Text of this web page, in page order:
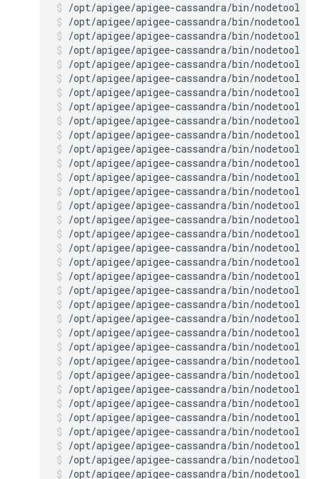
/opt/apigee/apigee-cassandra/bin/nodetool
/opt/apigee/apigee-cassandra/bin/nodetool
/opt/apigee/apigee-cassandra/bin/nodetool
/opt/apigee/apigee-cassandra/bin/nodetool
/opt/apigee/apigee-cassandra/bin/nodetool
/opt/apigee/apigee-cassandra/bin/nodetool
/opt/apigee/apigee-cassandra/bin/nodetool
/opt/apigee/apigee-cassandra/bin/nodetool
/opt/apigee/apigee-cassandra/bin/nodetool
/opt/apigee/apigee-cassandra/bin/nodetool
/opt/apigee/apigee-cassandra/bin/nodetool
/opt/apigee/apigee-cassandra/bin/nodetool
/opt/apigee/apigee-cassandra/bin/nodetool
/opt/apigee/apigee-cassandra/bin/nodetool
/opt/apigee/apigee-cassandra/bin/nodetool
/opt/apigee/apigee-cassandra/bin/nodetool
/opt/apigee/apigee-cassandra/bin/nodetool
/opt/apigee/apigee-cassandra/bin/nodetool
/opt/apigee/apigee-cassandra/bin/nodetool
/opt/apigee/apigee-cassandra/bin/nodetool
/opt/apigee/apigee-cassandra/bin/nodetool
/opt/apigee/apigee-cassandra/bin/nodetool
/opt/apigee/apigee-cassandra/bin/nodetool
/opt/apigee/apigee-cassandra/bin/nodetool
/opt/apigee/apigee-cassandra/bin/nodetool
/opt/apigee/apigee-cassandra/bin/nodetool
/opt/apigee/apigee-cassandra/bin/nodetool
/opt/apigee/apigee-cassandra/bin/nodetool
/opt/apigee/apigee-cassandra/bin/nodetool
/opt/apigee/apigee-cassandra/bin/nodetool
/opt/apigee/apigee-cassandra/bin/nodetool
/opt/apigee/apigee-cassandra/bin/nodetool
/opt/apigee/apigee-cassandra/bin/nodetool
/opt/apigee/apigee-cassandra/bin/nodetool